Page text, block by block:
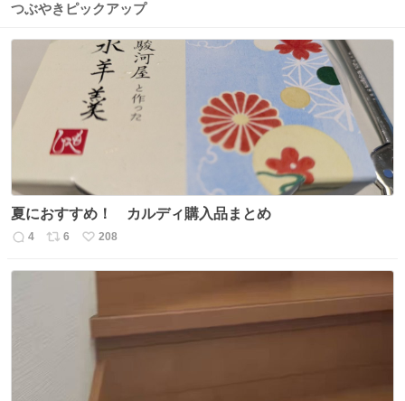
つぶやきピックアップ
夏におすすめ！ カルディ購入品まとめ
返
4
リ
6
い
208